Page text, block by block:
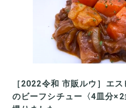
［2022令和 市販ルウ］エ
のビーフシチュー〈4皿分